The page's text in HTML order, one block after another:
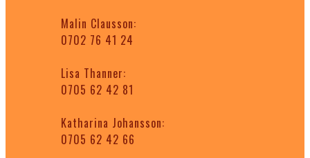
Malin Clausson:
0702 76 41 24
Lisa Thanner:
0705 62 42 81
Katharina Johansson:
0705 62 42 66